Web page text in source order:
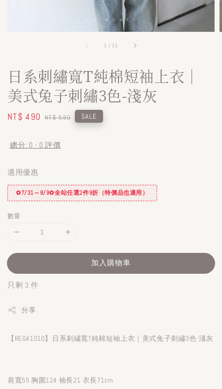
1 / 11
日系刺繡寬T純棉短袖上衣｜
美式兔子刺繡3色-淺灰
Sale
NT$ 490 Regular
NT$ 590 SALE
總分: 0 - 0 評價
適用優惠
✿7/31～8/9✿全站任選2件9折（特價品也適用）
數量
加入購物車
只剩 3 件
分享
【RE041010】日系刺繡寬T純棉短袖上衣｜美式兔子刺繡3色-淺灰
肩寬55 胸圍124 袖長21 衣長71cm